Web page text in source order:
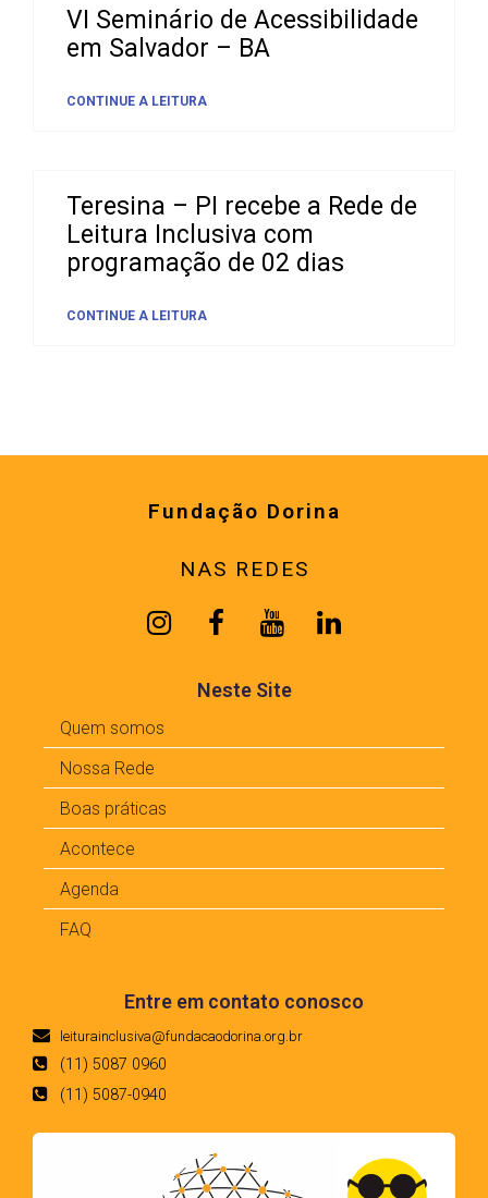
VI Seminário de Acessibilidade
em Salvador – BA
CONTINUE A LEITURA
Teresina – PI recebe a Rede de
Leitura Inclusiva com
programação de 02 dias
CONTINUE A LEITURA
Fundação Dorina
NAS REDES
Neste Site
Quem somos
Nossa Rede
Boas práticas
Acontece
Agenda
FAQ
Entre em contato conosco
leiturainclusiva@fundacaodorina.org.br
(11) 5087 0960
(11) 5087-0940